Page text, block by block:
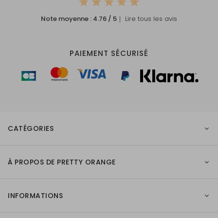
Note moyenne : 4.76 / 5 ｜ Lire tous les avis
PAIEMENT SÉCURISÉ
CATÉGORIES
À PROPOS DE PRETTY ORANGE
INFORMATIONS